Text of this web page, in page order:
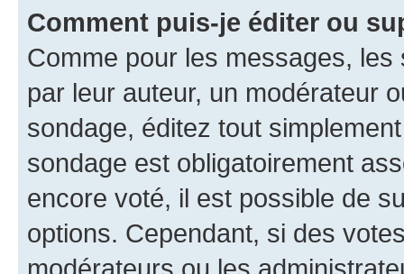
Comment puis-je éditer ou
Comme pour les messages,
par leur auteur, un modérateur
sondage, éditez tout
sondage est obligatoirement
encore voté, il est possible de
options. Cependant, si des